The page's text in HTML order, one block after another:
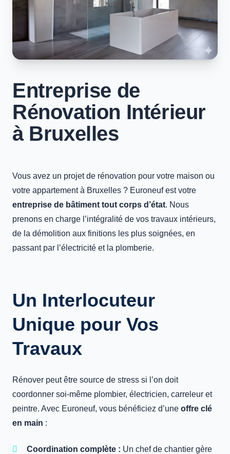
Entreprise de
Rénovation Intérieur
à Bruxelles
Vous avez un projet de rénovation pour votre maison ou
votre appartement à Bruxelles ? Euroneuf est votre
entreprise de bâtiment tout corps d’état. Nous
prenons en charge l’intégralité de vos travaux intérieurs,
de la démolition aux finitions les plus soignées, en
passant par l’électricité et la plomberie.
Un Interlocuteur
Unique pour Vos
Travaux
Rénover peut être source de stress si l’on doit
coordonner soi-même plombier, électricien, carreleur et
peintre. Avec Euroneuf, vous bénéficiez d’une offre clé
en main :
Coordination complète : Un chef de chantier gère